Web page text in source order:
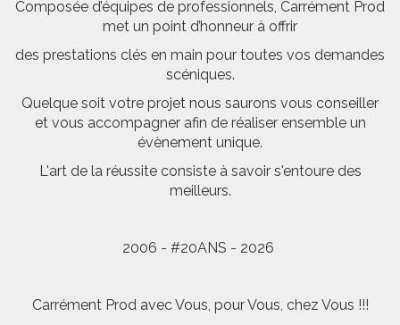
Composée d’équipes de professionnels, Carrément Prod
met un point d’honneur à offrir
des prestations clés en main pour toutes vos demandes
scéniques.
Quelque soit votre projet nous saurons vous conseiller
et vous accompagner afin de réaliser ensemble un
évènement unique.
L'art de la réussite consiste à savoir s'entoure des
meilleurs.
2006 - #20ANS - 2026
Carrément Prod avec Vous, pour Vous, chez Vous !!!